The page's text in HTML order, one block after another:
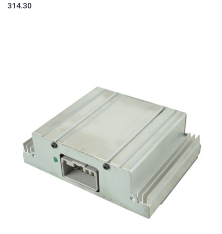
314.30